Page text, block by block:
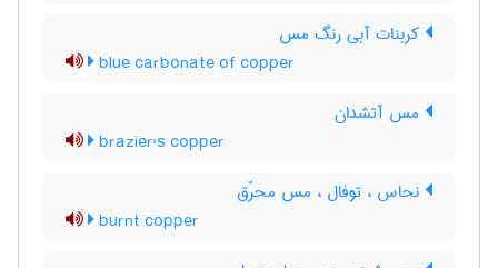
کربنات آبی رنگ مس
blue carbonate of copper
مس آتشدان
brazier's copper
نحاس ، توفال ، مس محرّق
burnt copper